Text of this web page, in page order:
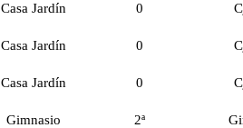
Casa Jardín 0
Casa Jardín 0
Casa Jardín 0
Gimnasio 2ª